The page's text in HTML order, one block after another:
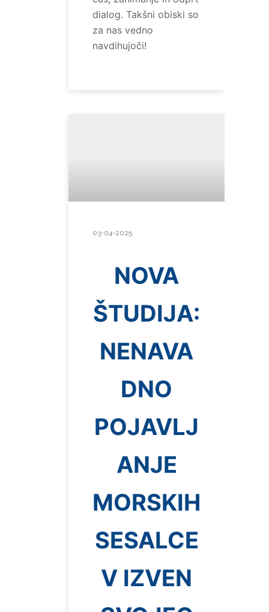
dialog. Takšni obiski so
za nas vedno
navdihujoči!
03-04-2025
NOVA
ŠTUDIJA:
NENAVA
DNO
POJAVLJ
ANJE
MORSKIH
SESALCE
V IZVEN